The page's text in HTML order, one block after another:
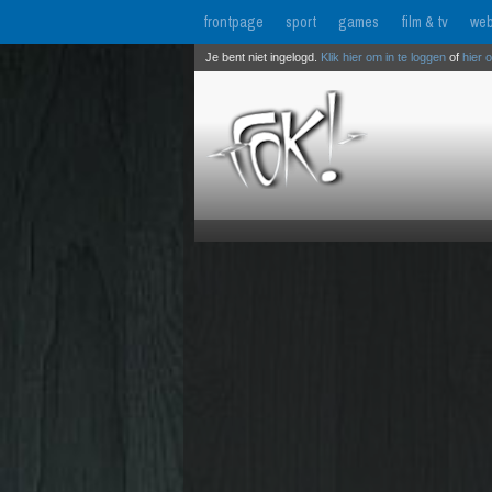
frontpage sport games film & tv
Je bent niet ingelogd. Klik hier om in te loggen of hier